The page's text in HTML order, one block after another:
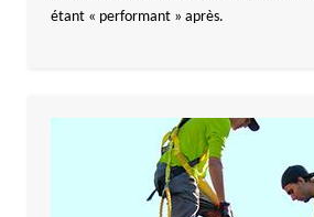
étant « performant » après.